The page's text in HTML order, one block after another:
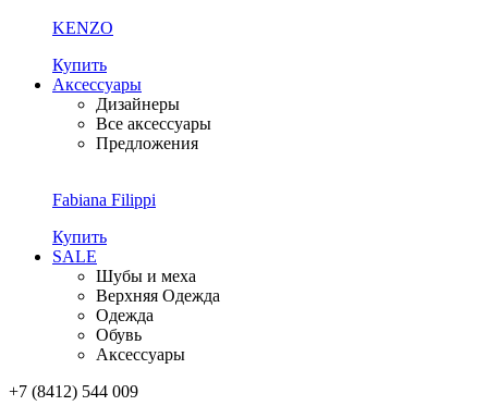
KENZO
Купить
Аксессуары
Дизайнеры
Все аксессуары
Предложения
Fabiana Filippi
Купить
SALE
Шубы и меха
Верхняя Одежда
Одежда
Обувь
Аксессуары
+7 (8412) 544 009